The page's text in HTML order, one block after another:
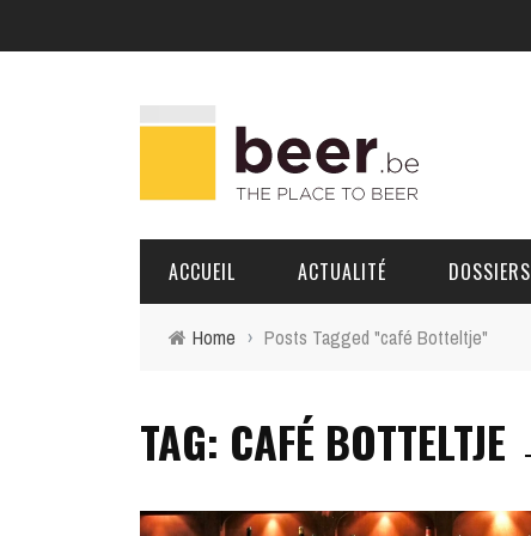
ACCUEIL ACTUALITÉ DOSSIERS
PORTRAITS
Home › Posts Tagged "café Botteltje"
TAG: CAFÉ BOTTELTJE